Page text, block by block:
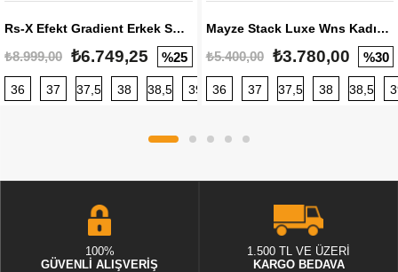
Rs-X Efekt Gradient Erkek Sneaker
₺8.999,00 ₺6.749,25 %25
36 37 37,5 38 38,5 39 40 40,5 41 42 42,5
Mayze Stack Luxe Wns Kadın Sneaker
₺5.400,00 ₺3.780,00 %30
36 37 37,5 38 38,5
100%
GÜVENLİ ALIŞVERİŞ
1.500 TL VE ÜZERİ
KARGO BEDAVA